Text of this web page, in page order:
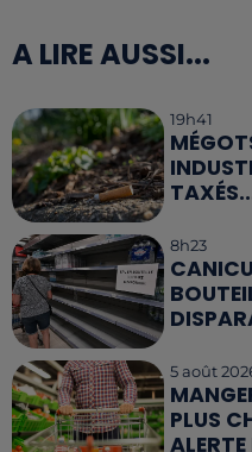
A LIRE AUSSI...
19h41
8h23
5 août
PLUS
ALERTE